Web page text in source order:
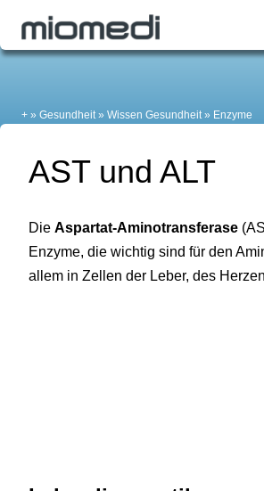
+ Gesundheit Wissen Gesundheit Enzyme
AST und ALT
Die Aspartat-Aminotransferase
Enzyme, die wichtig sind für den
allem in Zellen der Leber, des